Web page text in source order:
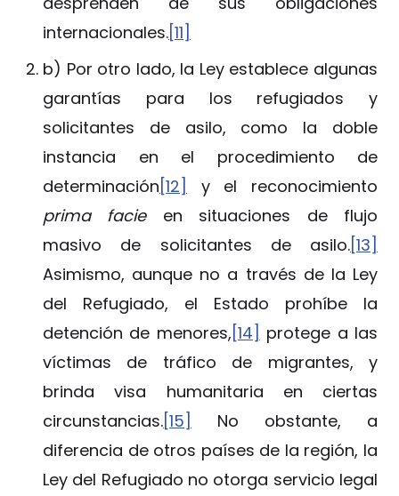
internacionales.[11]
b) Por otro lado, la Ley establece algunas
garantías para los refugiados y
solicitantes de asilo, como la doble
instancia en el procedimiento de
determinación [12]
y el reconocimiento
prima facieen situaciones de flujo
masivo de solicitantes de asilo.[13]
Asimismo, aunque no a través de la Ley
del Refugiado, el Estado prohíbe la
detención de menores, [14] protege a las
víctimas de tráfico de migrantes, y
brinda visa humanitaria en ciertas
circunstancias.[15]
No obstante, a
diferencia de otros países de la región, la
Ley del Refugiado no otorga servicio legal